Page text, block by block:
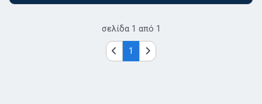
σελίδα 1 από 1
1